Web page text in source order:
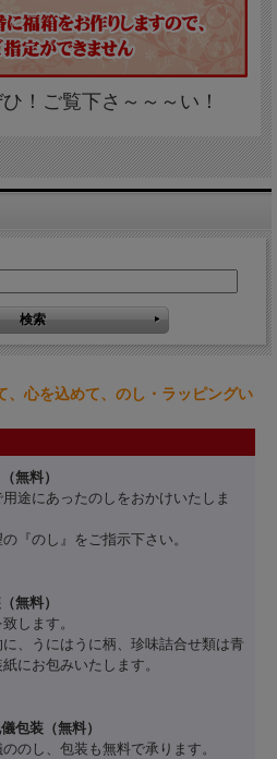
！ご覧下さ～～～い！
、心を込めて、のし・ラッピングい
無料）
途にあったのしをおかけいたしま
『のし』をご指示下さい。
無料）
します。
、うにはうに柄、珍味詰合せ類は青
にお包みいたします。
包装（無料）
のし、包装も無料で承ります。